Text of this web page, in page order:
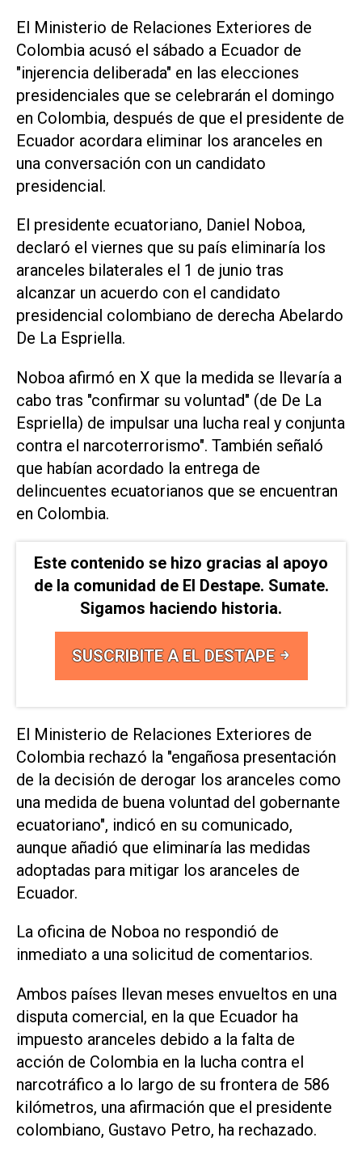
El Ministerio de Relaciones Exteriores de
Colombia acusó el sábado ‌a Ecuador de
"injerencia ‌deliberada" en las elecciones
presidenciales que se celebrarán el domingo
en Colombia, después de que el presidente de
Ecuador acordara eliminar los aranceles en
una conversación con un candidato
presidencial.
El presidente ecuatoriano, ​Daniel Noboa,
declaró ⁠el viernes que su país eliminaría ‌los
aranceles bilaterales el 1 ⁠de junio tras
alcanzar ⁠un acuerdo con el candidato
presidencial colombiano de derecha Abelardo
De La Espriella.
Noboa afirmó ⁠en X que la medida se ​llevaría a
cabo tras "confirmar ‌su voluntad" (de De La
‌Espriella) de impulsar una lucha real ⁠y conjunta
contra el narcoterrorismo". También señaló
que habían acordado la entrega de
delincuentes ecuatorianos que se encuentran
en ​Colombia.
Este contenido se hizo gracias al apoyo
de la comunidad de El Destape. Sumate.
Sigamos haciendo historia.
SUSCRIBITE A EL DESTAPE
El ‌Ministerio de Relaciones Exteriores de
Colombia rechazó la "engañosa presentación
de la decisión de derogar los aranceles como
una medida de buena voluntad del ⁠gobernante
ecuatoriano", indicó en su comunicado,
aunque añadió que eliminaría las medidas
adoptadas para mitigar los aranceles de
Ecuador.
La oficina de Noboa no respondió de
inmediato a una solicitud de comentarios.
Ambos países llevan meses envueltos ‌en una
disputa comercial, en la que Ecuador ha
impuesto aranceles debido a la falta de
acción de Colombia en la lucha contra el
narcotráfico a lo ‌largo de su frontera de 586
kilómetros, una afirmación que el presidente
colombiano, Gustavo ‌Petro, ha ⁠rechazado.